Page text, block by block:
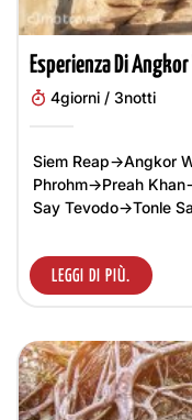
Esperienza Di
4giorni / 3notti
Siem Reap→Angkor
Phrohm→Preah
Say Tevodo→Tonle
LEGGI DI PIÙ.